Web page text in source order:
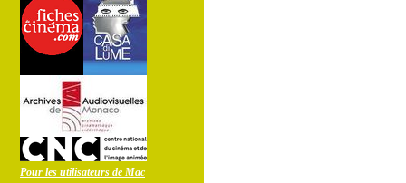
Pour les utilisateurs de Mac